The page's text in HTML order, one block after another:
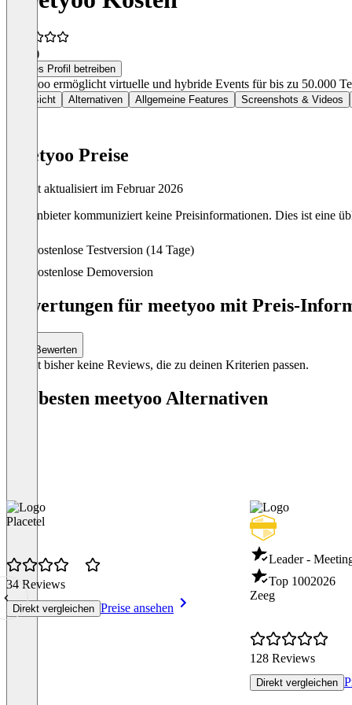
(3)
Dieses Profil betreiben
Meetyoo ermöglicht virtuelle und hybride Events für bis zu 50.000
Übersicht Alternativen Allgemeine Features Screenshots & Videos
meetyoo Preise
Zuletzt aktualisiert im Februar 2026
Der Anbieter kommuniziert keine Preisinformationen. Dies ist eine
Kostenlose Testversion (14 Tage)
Kostenlose Demoversion
Bewertungen für meetyoo mit Preis-
Bewerten
Es gibt bisher keine Reviews, die zu deinen Kriterien passen.
Die besten meetyoo Alternativen
Placetel
34 Reviews
Direkt vergleichen Preise ansehen
Leader -
Top 1002026
Zeeg
128 Reviews
Direkt vergleichen